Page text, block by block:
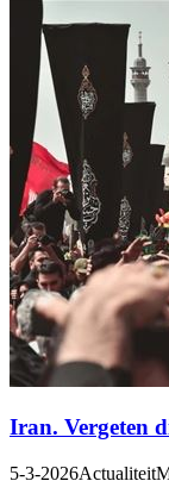
Iran. Vergeten
5-3-2026Actualiteit